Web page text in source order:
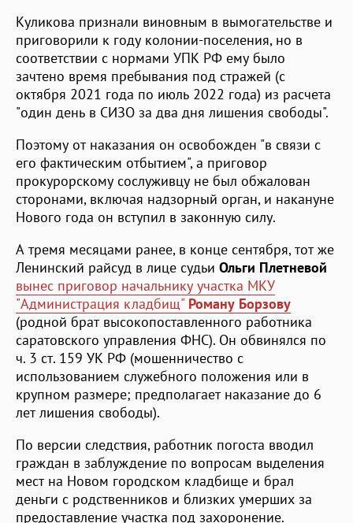
Куликова признали виновным в вымогательстве и
приговорили к году колонии-поселения, но в
соответствии с нормами УПК РФ ему было
зачтено время пребывания под стражей (с
октября 2021 года по июль 2022 года) из расчета
"один день в СИЗО за два дня лишения свободы".
Поэтому от наказания он освобожден "в связи с
его фактическим отбытием", а приговор
прокурорскому сослуживцу не был обжалован
сторонами, включая надзорный орган, и накануне
Нового года он вступил в законную силу.
А тремя месяцами ранее, в конце сентября, тот же
Ленинский райсуд в лице судьи Ольги Плетневой
вынес приговор начальнику участка МКУ
"Администрация кладбищ" Роману Борзову
(родной брат высокопоставленного работника
саратовского управления ФНС). Он обвинялся по
ч. 3 ст. 159 УК РФ (мошенничество с
использованием служебного положения или в
крупном размере; предполагает наказание до 6
лет лишения свободы).
По версии следствия, работник погоста вводил
граждан в заблуждение по вопросам выделения
мест на Новом городском кладбище и брал
деньги с родственников и близких умерших за
предоставление участка под захоронение.